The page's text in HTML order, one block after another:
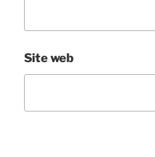
Site web